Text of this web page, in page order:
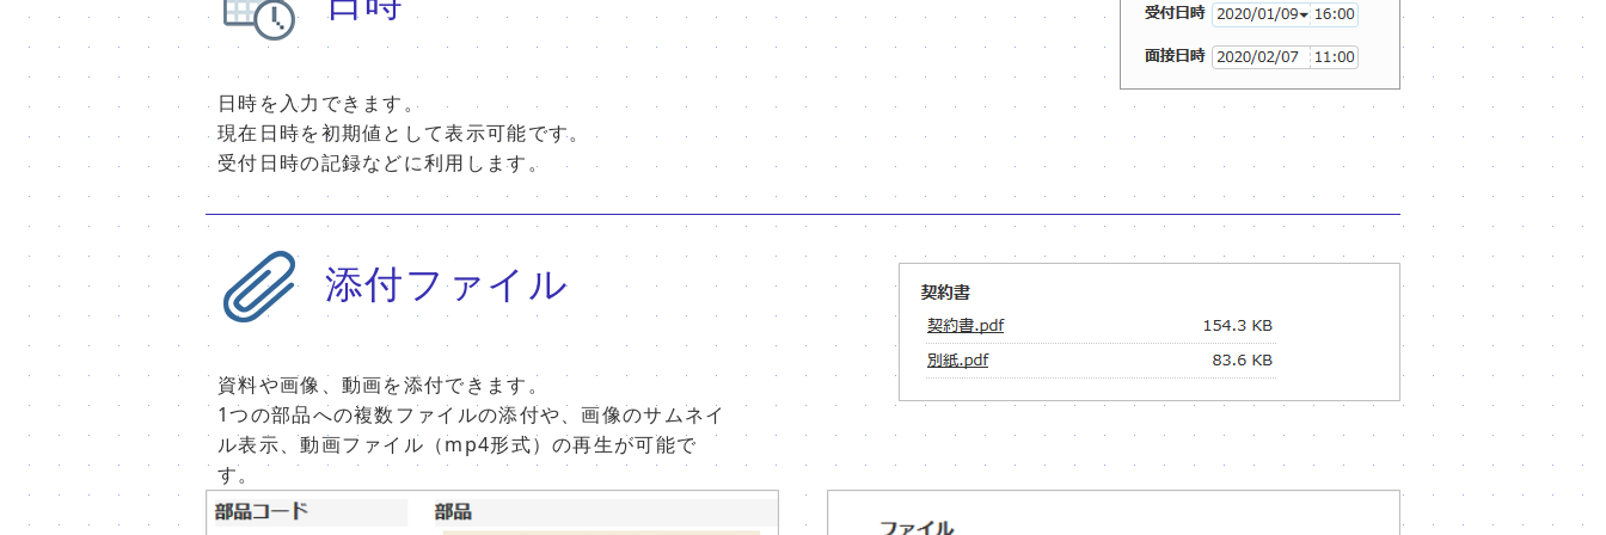
日時を入力できます。
現在日時を初期値として表示可能です。
受付日時の記録などに利用します。
添付ファイル
資料や画像、動画を添付できます。
1つの部品への複数ファイルの添付や、画像のサムネイ
ル表示、動画ファイル（mp4形式）の再生が可能で
す。